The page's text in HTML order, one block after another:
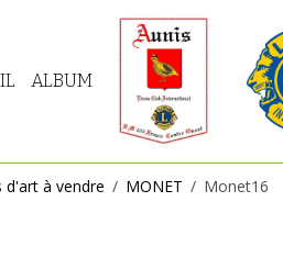
ALBUM
d'art à vendre MONET Monet16